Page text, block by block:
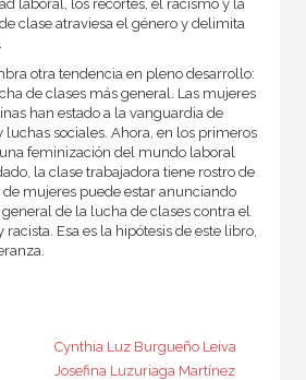
laboral, los recortes, el racismo y la
clase atraviesa el género y delimita
otra tendencia en pleno desarrollo:
de clases más general. Las mujeres
han estado a la vanguardia de
sociales. Ahora, en los primeros
feminización del mundo laboral
la clase trabajadora tiene rostro de
mujeres puede estar anunciando
de la lucha de clases contra el
Esa es la hipótesis de este libro,
Cynthia Luz Burgueño Leiva
Josefina Luzuriaga Martínez